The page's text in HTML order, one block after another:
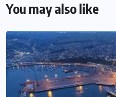
You may also like